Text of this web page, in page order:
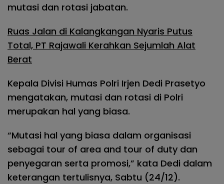
mutasi dan rotasi jabatan.
Ruas Jalan di Kalangkangan Nyaris Putus
Total, PT Rajawali Kerahkan Sejumlah Alat
Berat
Kepala Divisi Humas Polri Irjen Dedi Prasetyo
mengatakan, mutasi dan rotasi di Polri
merupakan hal yang biasa.
“Mutasi hal yang biasa dalam organisasi
sebagai tour of area and tour of duty dan
penyegaran serta promosi,” kata Dedi dalam
keterangan tertulisnya, Sabtu (24/12).